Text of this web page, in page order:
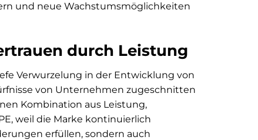
und neue Wachstumsmöglichkeiten
durch Leistung
Verwurzelung in der Entwicklung von
von Unternehmen zugeschnitten
Kombination aus Leistung,
weil die Marke kontinuierlich
erfüllen, sondern auch